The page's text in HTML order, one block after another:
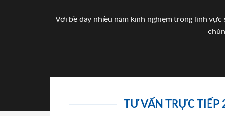
Với bề dày nhiều năm kinh nghiệm trong lĩnh
TƯ VẤN TRỰC TIẾP